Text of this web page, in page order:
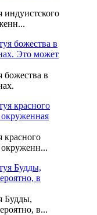
индуистского
божества в
красного
Будды,
в...